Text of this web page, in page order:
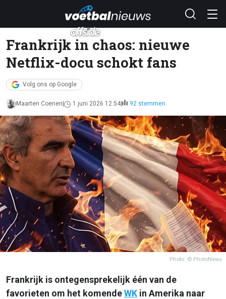
Frankrijk in chaos: nieuwe
Netflix-docu schokt fans
Volg ons op Google
Maarten Coenen 1 juni 2026 12:54 92 stemmen
Photo: © PhotoNews
Frankrijk is ontegensprekelijk één van de
favorieten om het komendeWK in Amerika naar